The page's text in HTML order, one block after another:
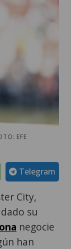
EFE
Telegram
City,
su
negocie
han